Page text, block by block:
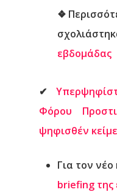
❖
εβδομάδας
✔
Φόρου
ψηφισθέν
Για τον
briefing